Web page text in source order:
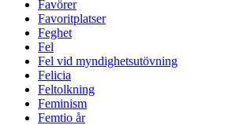
Favörer
Favoritplatser
Feghet
Fel
Fel vid myndighetsutövning
Felicia
Feltolkning
Feminism
Femtio år